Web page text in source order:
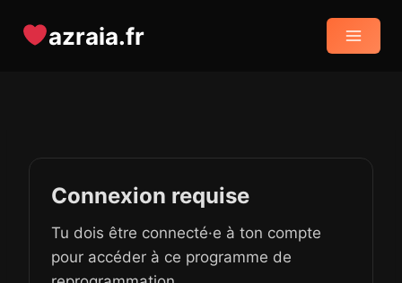
azraia.fr
Connexion requise
Tu dois être connecté·e à ton compte
pour accéder à ce programme de